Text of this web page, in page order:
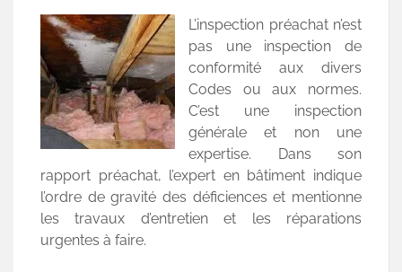
L’inspection préachat n’est
pas une inspection de
conformité aux divers
Codes ou aux normes.
C’est une inspection
générale et non une
expertise. Dans son
rapport préachat, l’expert en bâtiment indique
l’ordre de gravité des déficiences et mentionne
les travaux d’entretien et les réparations
urgentes à faire.